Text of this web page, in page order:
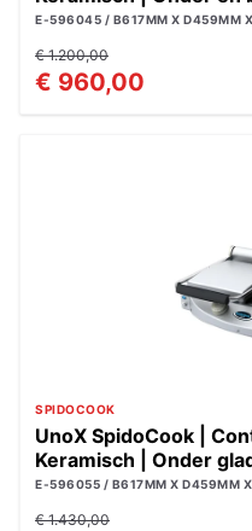
E-596045 / B617MM X D459MM
€ 1.200,00
€ 960,00
SPIDOCOOK
UnoX SpidoCook |
Keramisch | Onder
E-596055 / B617MM X D459MM
€ 1.430,00